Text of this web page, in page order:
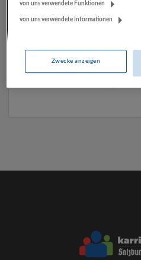
impetus
von uns verwendete Funktionen
von uns verwendete Informationen
Zwecke anzeigen